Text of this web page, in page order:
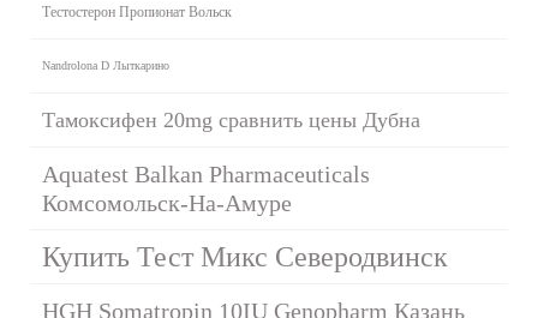
Тестостерон Пропионат Вольск
Nandrolona D Лыткарино
Тамоксифен 20mg сравнить цены Дубна
Aquatest Balkan Pharmaceuticals
Комсомольск-На-Амуре
Купить Тест Микс Северодвинск
HGH Somatropin 10IU Genopharm Казань